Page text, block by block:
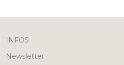
INFOS
Newsletter